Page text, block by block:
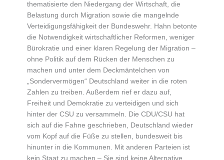
thematisierte den Niedergang der Wirtschaft, die
Belastung durch Migration sowie die mangelnde
Verteidigungsfähigkeit der Bundeswehr. Hahn betonte
die Notwendigkeit wirtschaftlicher Reformen, weniger
Bürokratie und einer klaren Regelung der Migration –
ohne Politik auf dem Rücken der Menschen zu
machen und unter dem Deckmäntelchen von
„Sondervermögen“ Deutschland weiter in die roten
Zahlen zu treiben. Außerdem rief er dazu auf,
Freiheit und Demokratie zu verteidigen und sich
hinter der CSU zu versammeln. Die CDU/CSU hat
sich auf die Fahne geschrieben, Deutschland wieder
vom Kopf auf die Füße zu stellen, bundesweit bis
hinunter in die Kommunen. Mit anderen Parteien ist
kein Staat zu machen – Sie sind keine Alternative,